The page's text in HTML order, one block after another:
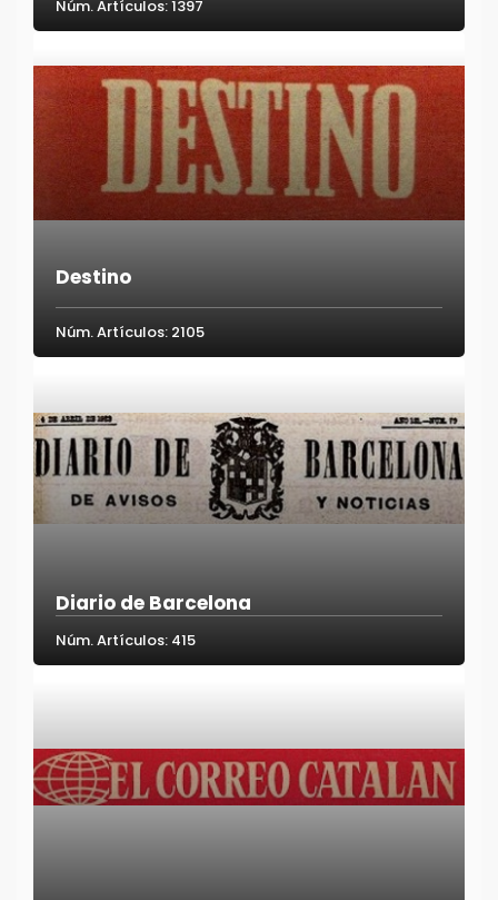
Núm. Artículos: 1397
Destino
Núm. Artículos: 2105
Diario de Barcelona
Núm. Artículos: 415